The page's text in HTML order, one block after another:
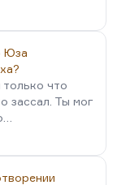
Юза
только что
зассал. Ты мог